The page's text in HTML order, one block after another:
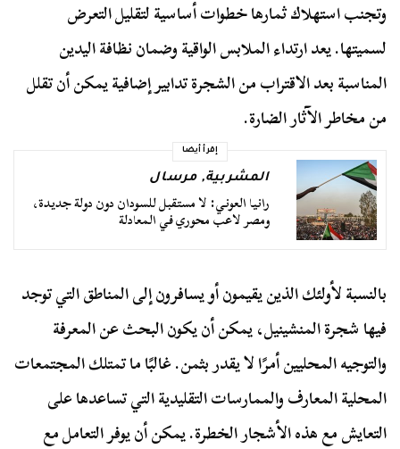
وتجنب استهلاك ثمارها خطوات أساسية لتقليل التعرض
لسميتها. يعد ارتداء الملابس الواقية وضمان نظافة اليدين
المناسبة بعد الاقتراب من الشجرة تدابير إضافية يمكن أن تقلل
من مخاطر الآثار الضارة.
إقرأ أيضا
المشربية,مرسال
رانيا العوني: لا مستقبل للسودان دون دولة جديدة،
ومصر لاعب محوري في المعادلة
بالنسبة لأولئك الذين يقيمون أو يسافرون إلى المناطق التي توجد
فيها شجرة المنشينيل، يمكن أن يكون البحث عن المعرفة
والتوجيه المحليين أمرًا لا يقدر بثمن. غالبًا ما تمتلك المجتمعات
المحلية المعارف والممارسات التقليدية التي تساعدها على
التعايش مع هذه الأشجار الخطرة. يمكن أن يوفر التعامل مع